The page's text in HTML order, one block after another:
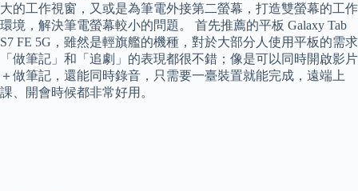
大的工作視窗，又或是為筆電外接第二螢幕，打造雙螢幕的工作
環境，解決筆電螢幕較小的問題。 首先推薦的平板 Galaxy Tab
S7 FE 5G，雖然是輕旗艦的機種，對於大部分人使用平板的需求
「做筆記」和「追劇」的表現都很不錯；像是可以同時開啟影片
＋做筆記，還能同時錄音，只需要一臺裝置就能完成，遠端上
課、開會時候都非常好用。